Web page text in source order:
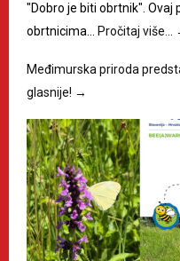
"Dobro je biti obrtnik".
obrtnicima… Pročitaj više…
Međimurska priroda
glasnije! →